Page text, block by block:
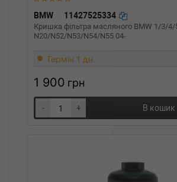
BMW 11427525334
Кришка фільтра масляного BMW 1/3/4/
N20/N52/N53/N54/N55 04-
Термін 1 дн.
1 900 грн
- + В кошик